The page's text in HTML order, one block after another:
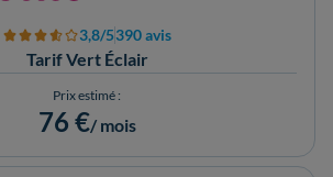
Tarif Vert Éclair
3,8/5390 avis
Prix estimé :
76 €/ mois